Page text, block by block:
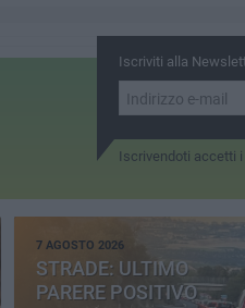
Iscriviti alla
Iscrivendoti accetti i
7 AGOSTO 2026
STRADE: ULTIMO
PARERE POSITIVO